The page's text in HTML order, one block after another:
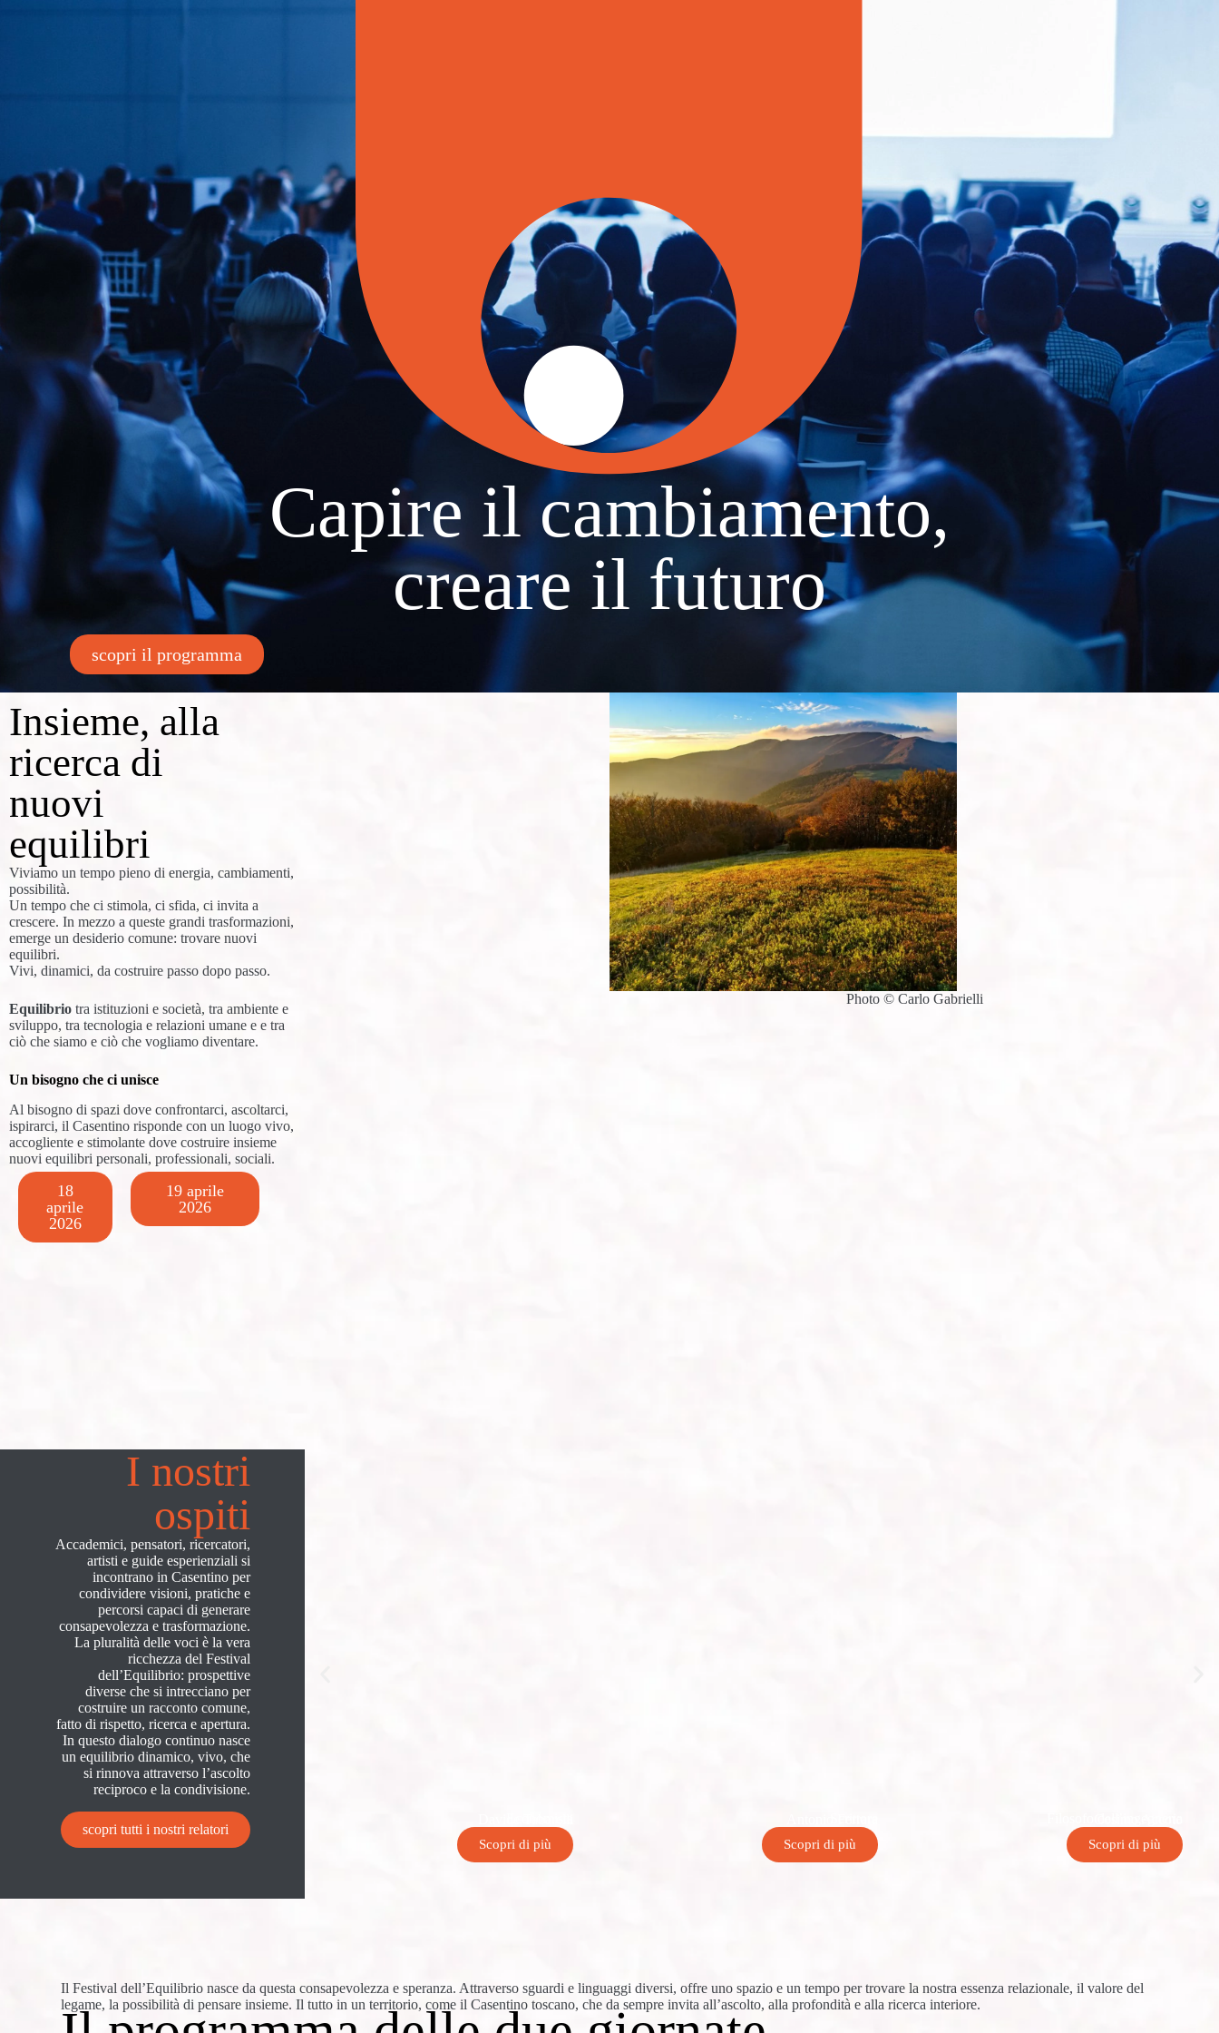
Capire il cambiamento,
creare il futuro
scopri il programma
Insieme, alla
ricerca di
nuovi
equilibri
Viviamo un tempo pieno di energia, cambiamenti,
possibilità.
Un tempo che ci stimola, ci sfida, ci invita a
crescere. In mezzo a queste grandi trasformazioni,
emerge un desiderio comune: trovare nuovi
equilibri.
Vivi, dinamici, da costruire passo dopo passo.
Equilibrio tra istituzioni e società, tra ambiente e
sviluppo, tra tecnologia e relazioni umane e e tra
ciò che siamo e ciò che vogliamo diventare.
Un bisogno che ci unisce
Al bisogno di spazi dove confrontarci, ascoltarci,
ispirarci, il Casentino risponde con un luogo vivo,
accogliente e stimolante dove costruire insieme
nuovi equilibri personali, professionali, sociali.
18
aprile
2026
19 aprile
2026
Photo © Carlo Gabrielli
I nostri
ospiti
Accademici, pensatori, ricercatori,
artisti e guide esperienziali si
incontrano in Casentino per
condividere visioni, pratiche e
percorsi capaci di generare
consapevolezza e trasformazione.
La pluralità delle voci è la vera
ricchezza del Festival
dell’Equilibrio: prospettive
diverse che si intrecciano per
costruire un racconto comune,
fatto di rispetto, ricerca e apertura.
In questo dialogo continuo nasce
un equilibrio dinamico, vivo, che
si rinnova attraverso l’ascolto
reciproco e la condivisione.
scopri tutti i nostri relatori
Davide Tabarelli
Economista
Scopri di più Scopri di più Scopri di più Scopri di più
Il Festival dell’Equilibrio nasce da questa consapevolezza e speranza. Attraverso sguardi e linguaggi diversi, offre uno spazio e un tempo per trovare la nostra essenza relazionale, il valore del
legame, la possibilità di pensare insieme. Il tutto in un territorio, come il Casentino toscano, che da sempre invita all’ascolto, alla profondità e alla ricerca interiore.